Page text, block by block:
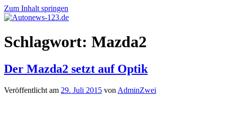
Zum Inhalt springen
Autonews-
123.de
Autonews
mit
Schlagwort: Mazda2
Der Mazda2 setzt auf Optik
Veröffentlicht am 29. Juli 2015 von AdminZwei